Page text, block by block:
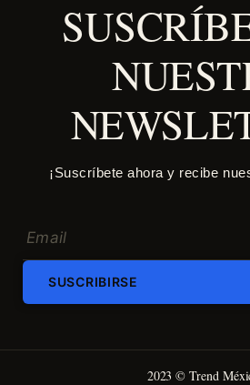
¡Suscríbete ahora y recibe
SUSCRIBIRSE
2023 © Trend